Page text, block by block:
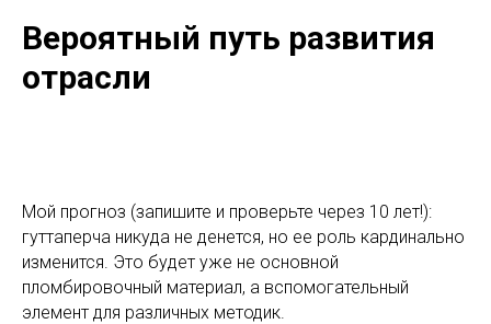
Вероятный путь развития
отрасли
Мой прогноз (запишите и проверьте через 10 лет!):
гуттаперча никуда не денется, но ее роль кардинально
изменится. Это будет уже не основной
пломбировочный материал, а вспомогательный
элемент для различных методик.